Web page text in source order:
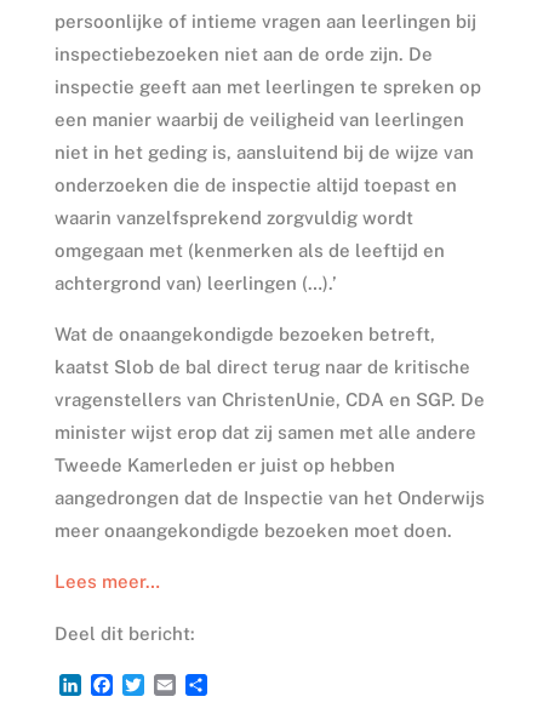
persoonlijke of intieme vragen aan leerlingen bij
inspectiebezoeken niet aan de orde zijn. De
inspectie geeft aan met leerlingen te spreken op
een manier waarbij de veiligheid van leerlingen
niet in het geding is, aansluitend bij de wijze van
onderzoeken die de inspectie altijd toepast en
waarin vanzelfsprekend zorgvuldig wordt
omgegaan met (kenmerken als de leeftijd en
achtergrond van) leerlingen (…).’
Wat de onaangekondigde bezoeken betreft,
kaatst Slob de bal direct terug naar de kritische
vragenstellers van ChristenUnie, CDA en SGP. De
minister wijst erop dat zij samen met alle andere
Tweede Kamerleden er juist op hebben
aangedrongen dat de Inspectie van het Onderwijs
meer onaangekondigde bezoeken moet doen.
Lees meer…
Deel dit bericht:
L
F
T
E
D